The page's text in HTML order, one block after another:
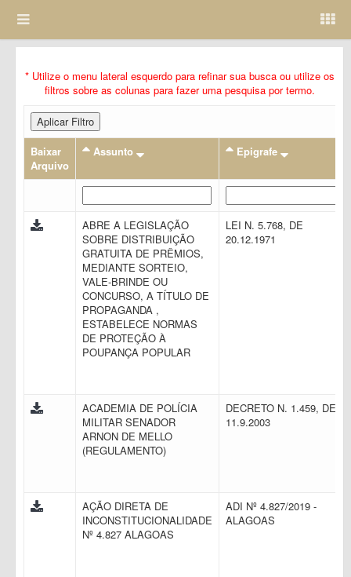
* Utilize o menu lateral esquerdo para refinar sua busca ou utilize os
filtros sobre as colunas para fazer uma pesquisa por termo.
Aplicar Filtro
Baixar
Arquivo
Assunto Epigrafe
ABRE A LEGISLAÇÃO
SOBRE DISTRIBUIÇÃO
GRATUITA DE PRÊMIOS,
MEDIANTE SORTEIO,
VALE-BRINDE OU
CONCURSO, A TÍTULO DE
PROPAGANDA ,
ESTABELECE NORMAS
DE PROTEÇÃO À
POUPANÇA POPULAR
LEI N. 5.768, DE
20.12.1971
ACADEMIA DE POLÍCIA
MILITAR SENADOR
ARNON DE MELLO
(REGULAMENTO)
DECRETO N. 1.459, DE
11.9.2003
AÇÃO DIRETA DE
INCONSTITUCIONALIDADE
Nº 4.827 ALAGOAS
ADI Nº 4.827/2019 -
ALAGOAS